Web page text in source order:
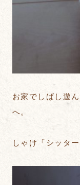
お家でしばし遊
へ。
しゃけ「シッタ